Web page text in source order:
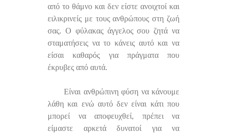
από το θάμνο και δεν είστε ανοιχτοί και
ειλικρινείς με τους ανθρώπους στη ζωή
σας. Ο φύλακας άγγελος σου ζητά να
σταματήσεις να το κάνεις αυτό και να
είσαι καθαρός για πράγματα που
έκρυβες από αυτά.
Είναι ανθρώπινη φύση να κάνουμε
λάθη και ενώ αυτό δεν είναι κάτι που
μπορεί να αποφευχθεί, πρέπει να
είμαστε αρκετά δυνατοί για να